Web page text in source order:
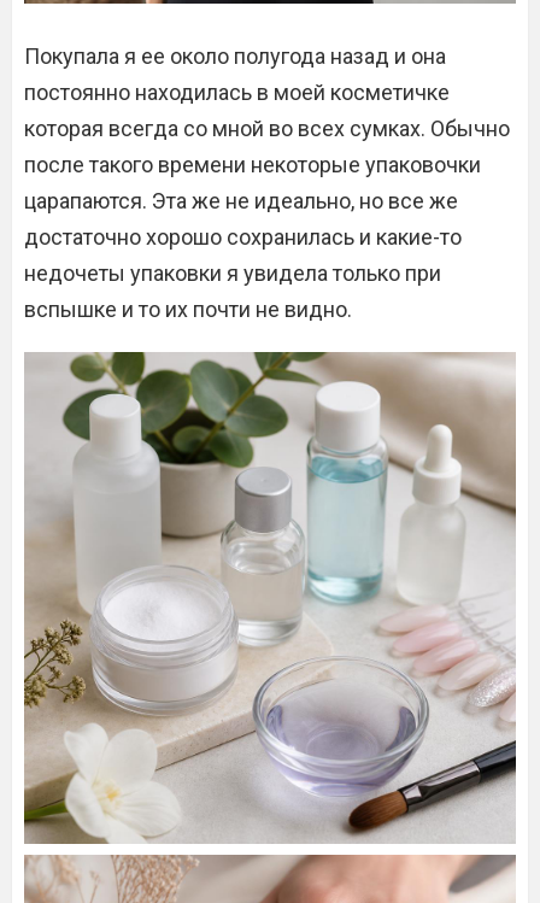
Покупала я ее около полугода назад и она
постоянно находилась в моей косметичке
которая всегда со мной во всех сумках. Обычно
после такого времени некоторые упаковочки
царапаются. Эта же не идеально, но все же
достаточно хорошо сохранилась и какие-то
недочеты упаковки я увидела только при
вспышке и то их почти не видно.